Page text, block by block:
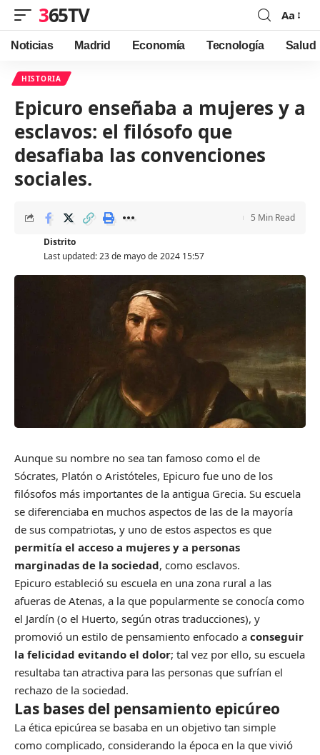
365TV
Font
Resizer
Aa
Noticias Madrid Economía Tecnología Salud
HISTORIA
Epicuro enseñaba a mujeres y a
esclavos: el filósofo que
desafiaba las convenciones
sociales.
Last updated: 23 de mayo de 2024 15:57
Distrito
5 Min Read
Aunque su nombre no sea tan famoso como el de
Sócrates, Platón o Aristóteles, Epicuro fue uno de los
filósofos más importantes de la antigua Grecia. Su escuela
se diferenciaba en muchos aspectos de las de la mayoría
de sus compatriotas, y uno de estos aspectos es que
permitía el acceso a mujeres y a personas
marginadas de la sociedad, como esclavos.
Epicuro estableció su escuela en una zona rural a las
afueras de Atenas, a la que popularmente se conocía como
el Jardín (o el Huerto, según otras traducciones), y
promovió un estilo de pensamiento enfocado a conseguir
la felicidad evitando el dolor; tal vez por ello, su escuela
resultaba tan atractiva para las personas que sufrían el
rechazo de la sociedad.
Las bases del pensamiento epicúreo
La ética epicúrea se basaba en un objetivo tan simple
como complicado, considerando la época en la que vivió